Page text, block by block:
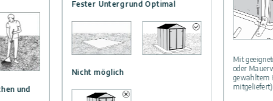
und
Fester Untergrund Optimal
Nicht möglich
Mit
oder
gewähltem